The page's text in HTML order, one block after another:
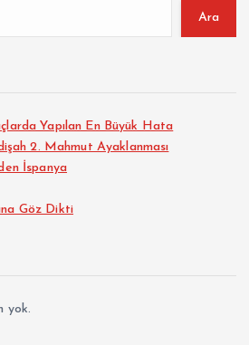
Ara
Yapılan En Büyük Hata
2. Mahmut Ayaklanması
İspanya
Göz Dikti
yok.